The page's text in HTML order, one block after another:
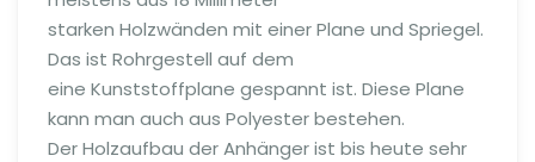
starken Holzwänden mit einer Plane und Spriegel.
Das ist Rohrgestell auf dem
eine Kunststoffplane gespannt ist. Diese Plane
kann man auch aus Polyester bestehen.
Der Holzaufbau der Anhänger ist bis heute sehr